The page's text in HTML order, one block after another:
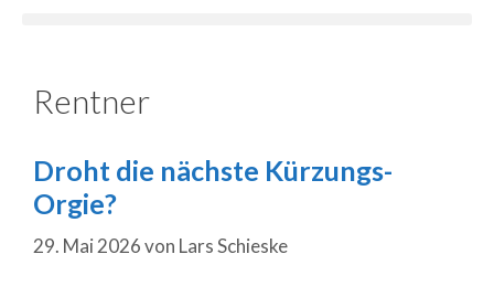
Rentner
Droht die nächste Kürzungs-
Orgie?
29. Mai 2026von Lars Schieske